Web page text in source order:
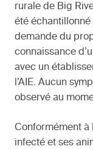
rurale de Big
été
demande du
connaissance
avec un
l’AIE. Aucun
observé au
Conformément à
infecté et ses